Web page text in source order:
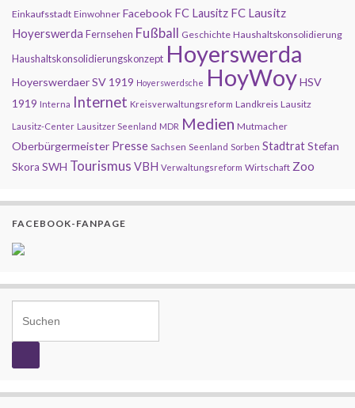
Einkaufsstadt Einwohner Facebook FC Lausitz FC Lausitz
Hoyerswerda Fernsehen Fußball Geschichte Haushaltskonsolidierung
Haushaltskonsolidierungskonzept Hoyerswerda
Hoyerswerdaer SV 1919 Hoyerswerdsche HoyWoyHSV
1919 Interna Internet Kreisverwaltungsreform Landkreis Lausitz
Lausitz-Center Lausitzer Seenland MDR Medien Mutmacher
Oberbürgermeister Presse Sachsen Seenland Sorben StadtratStefan
Skora SWH Tourismus VBH Verwaltungsreform Wirtschaft Zoo
FACEBOOK-FANPAGE